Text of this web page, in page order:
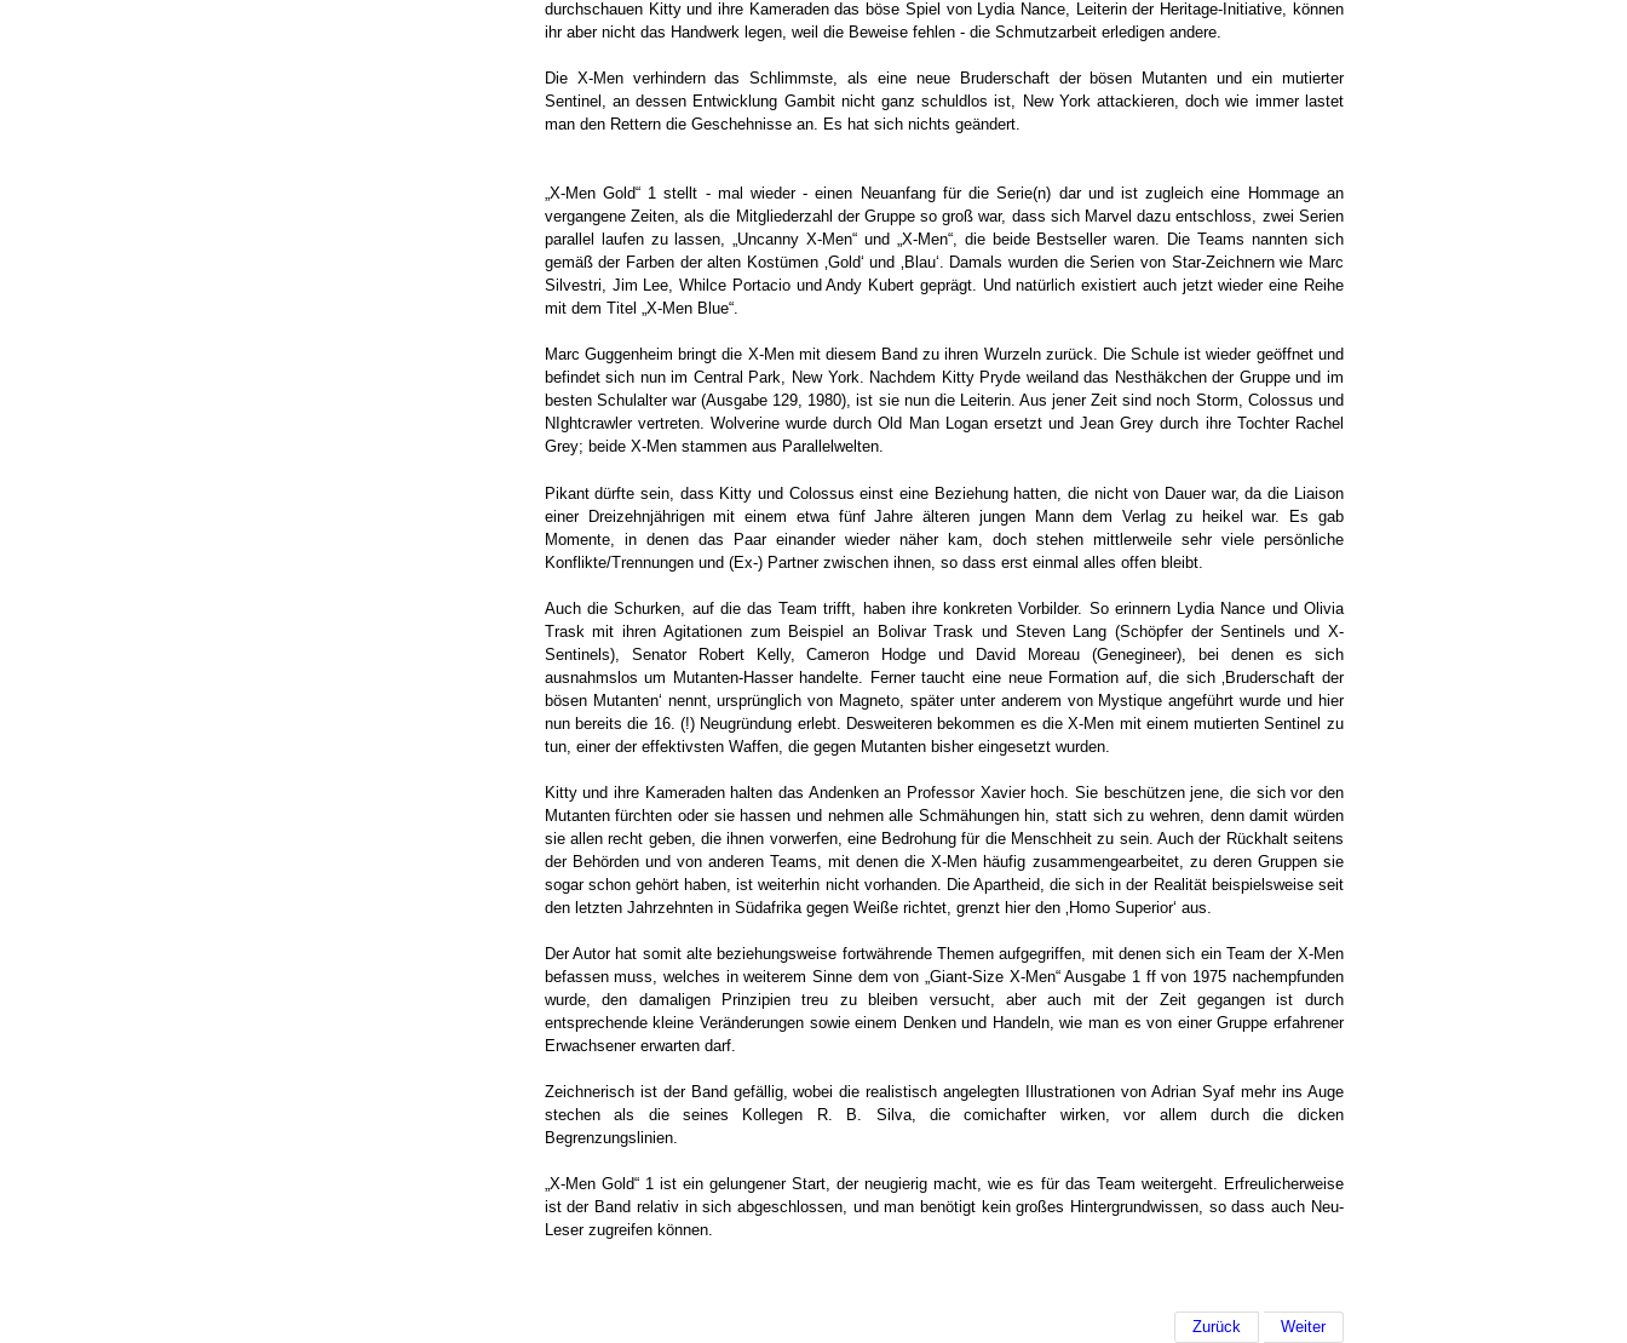
durchschauen Kitty und ihre Kameraden das böse Spiel von Lydia Nance, Leiterin der Heritage-Initiative, können
ihr aber nicht das Handwerk legen, weil die Beweise fehlen - die Schmutzarbeit erledigen andere.
Die X-Men verhindern das Schlimmste, als eine neue Bruderschaft der bösen Mutanten und ein mutierter
Sentinel, an dessen Entwicklung Gambit nicht ganz schuldlos ist, New York attackieren, doch wie immer lastet
man den Rettern die Geschehnisse an. Es hat sich nichts geändert.
„X-Men Gold“ 1 stellt - mal wieder - einen Neuanfang für die Serie(n) dar und ist zugleich eine Hommage an
vergangene Zeiten, als die Mitgliederzahl der Gruppe so groß war, dass sich Marvel dazu entschloss, zwei Serien
parallel laufen zu lassen, „Uncanny X-Men“ und „X-Men“, die beide Bestseller waren. Die Teams nannten sich
gemäß der Farben der alten Kostümen ‚Gold‘ und ‚Blau‘. Damals wurden die Serien von Star-Zeichnern wie Marc
Silvestri, Jim Lee, Whilce Portacio und Andy Kubert geprägt. Und natürlich existiert auch jetzt wieder eine Reihe
mit dem Titel „X-Men Blue“.
Marc Guggenheim bringt die X-Men mit diesem Band zu ihren Wurzeln zurück. Die Schule ist wieder geöffnet und
befindet sich nun im Central Park, New York. Nachdem Kitty Pryde weiland das Nesthäkchen der Gruppe und im
besten Schulalter war (Ausgabe 129, 1980), ist sie nun die Leiterin. Aus jener Zeit sind noch Storm, Colossus und
NIghtcrawler vertreten. Wolverine wurde durch Old Man Logan ersetzt und Jean Grey durch ihre Tochter Rachel
Grey; beide X-Men stammen aus Parallelwelten.
Pikant dürfte sein, dass Kitty und Colossus einst eine Beziehung hatten, die nicht von Dauer war, da die Liaison
einer Dreizehnjährigen mit einem etwa fünf Jahre älteren jungen Mann dem Verlag zu heikel war. Es gab
Momente, in denen das Paar einander wieder näher kam, doch stehen mittlerweile sehr viele persönliche
Konflikte/Trennungen und (Ex-) Partner zwischen ihnen, so dass erst einmal alles offen bleibt.
Auch die Schurken, auf die das Team trifft, haben ihre konkreten Vorbilder. So erinnern Lydia Nance und Olivia
Trask mit ihren Agitationen zum Beispiel an Bolivar Trask und Steven Lang (Schöpfer der Sentinels und X-
Sentinels), Senator Robert Kelly, Cameron Hodge und David Moreau (Genegineer), bei denen es sich
ausnahmslos um Mutanten-Hasser handelte. Ferner taucht eine neue Formation auf, die sich ‚Bruderschaft der
bösen Mutanten‘ nennt, ursprünglich von Magneto, später unter anderem von Mystique angeführt wurde und hier
nun bereits die 16. (!) Neugründung erlebt. Desweiteren bekommen es die X-Men mit einem mutierten Sentinel zu
tun, einer der effektivsten Waffen, die gegen Mutanten bisher eingesetzt wurden.
Kitty und ihre Kameraden halten das Andenken an Professor Xavier hoch. Sie beschützen jene, die sich vor den
Mutanten fürchten oder sie hassen und nehmen alle Schmähungen hin, statt sich zu wehren, denn damit würden
sie allen recht geben, die ihnen vorwerfen, eine Bedrohung für die Menschheit zu sein. Auch der Rückhalt seitens
der Behörden und von anderen Teams, mit denen die X-Men häufig zusammengearbeitet, zu deren Gruppen sie
sogar schon gehört haben, ist weiterhin nicht vorhanden. Die Apartheid, die sich in der Realität beispielsweise seit
den letzten Jahrzehnten in Südafrika gegen Weiße richtet, grenzt hier den ‚Homo Superior‘ aus.
Der Autor hat somit alte beziehungsweise fortwährende Themen aufgegriffen, mit denen sich ein Team der X-Men
befassen muss, welches in weiterem Sinne dem von „Giant-Size X-Men“ Ausgabe 1 ff von 1975 nachempfunden
wurde, den damaligen Prinzipien treu zu bleiben versucht, aber auch mit der Zeit gegangen ist durch
entsprechende kleine Veränderungen sowie einem Denken und Handeln, wie man es von einer Gruppe erfahrener
Erwachsener erwarten darf.
Zeichnerisch ist der Band gefällig, wobei die realistisch angelegten Illustrationen von Adrian Syaf mehr ins Auge
stechen als die seines Kollegen R. B. Silva, die comichafter wirken, vor allem durch die dicken
Begrenzungslinien.
„X-Men Gold“ 1 ist ein gelungener Start, der neugierig macht, wie es für das Team weitergeht. Erfreulicherweise
ist der Band relativ in sich abgeschlossen, und man benötigt kein großes Hintergrundwissen, so dass auch Neu-
Leser zugreifen können.
Zurück Weiter